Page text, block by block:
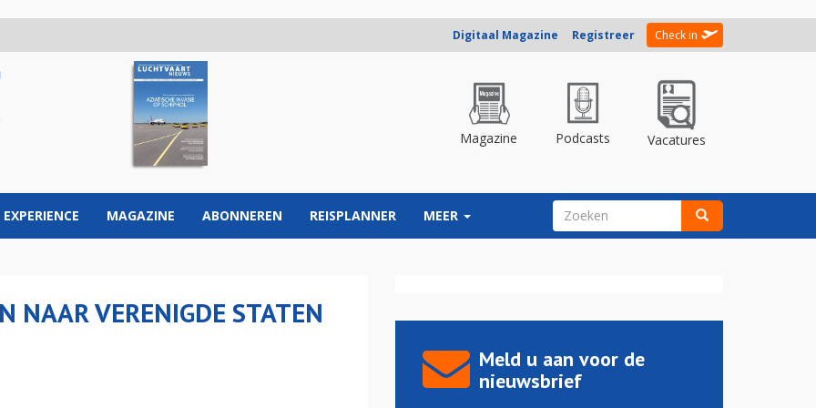
Digitaal Magazine Registreer Check in
Magazine Podcasts Vacatures
EXPERIENCE MAGAZINE ABONNEREN REISPLANNER MEER ZOEKVELD
NAAR VERENIGDE STATEN
Meld u aan voor de
nieuwsbrief